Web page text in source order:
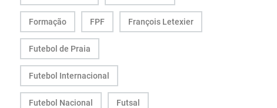
Formação FPF François Letexier
Futebol de Praia
Futebol Internacional
Futebol Nacional Futsal